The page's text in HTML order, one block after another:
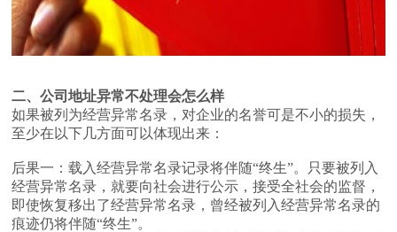
二、公司地址异常不处理会怎么样
如果被列为经营异常名录，对企业的名誉可是不小的损失，
至少在以下几方面可以体现出来：
后果一：载入经营异常名录记录将伴随“终生”。只要被列入
经营异常名录，就要向社会进行公示，接受全社会的监督，
即使恢复移出了经营异常名录，曾经被列入经营异常名录的
痕迹仍将伴随“终生”。